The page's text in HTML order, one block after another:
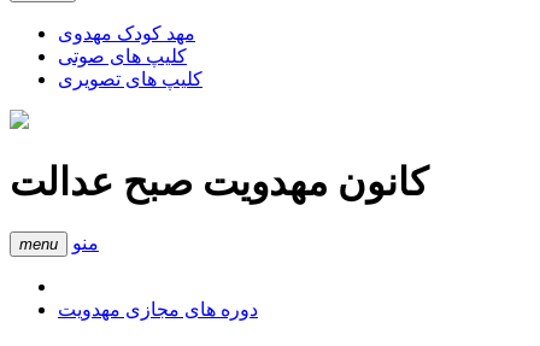
مهد کودک مهدوی
کلیپ های صوتی
کلیپ های تصویری
کانون مهدویت صبح عدالت
menu منو
دوره های مجازی مهدویت